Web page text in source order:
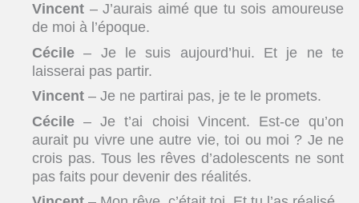
Vincent – J’aurais aimé que tu sois amoureuse
de moi à l’époque.
Cécile – Je le suis aujourd’hui. Et je ne te
laisserai pas partir.
Vincent – Je ne partirai pas, je te le promets.
Cécile – Je t’ai choisi Vincent. Est-ce qu’on
aurait pu vivre une autre vie, toi ou moi ? Je ne
crois pas. Tous les rêves d’adolescents ne sont
pas faits pour devenir des réalités.